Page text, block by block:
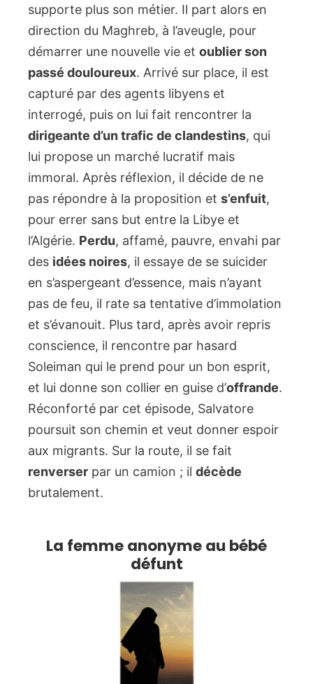
supporte plus son métier. Il part alors en
direction du Maghreb, à l’aveugle, pour
démarrer une nouvelle vie et oublier son
passé douloureux. Arrivé sur place, il est
capturé par des agents libyens et
interrogé, puis on lui fait rencontrer la
dirigeante d’un trafic de clandestins, qui
lui propose un marché lucratif mais
immoral. Après réflexion, il décide de ne
pas répondre à la proposition et s’enfuit,
pour errer sans but entre la Libye et
l’Algérie. Perdu, affamé, pauvre, envahi par
des idées noires, il essaye de se suicider
en s’aspergeant d’essence, mais n’ayant
pas de feu, il rate sa tentative d’immolation
et s’évanouit. Plus tard, après avoir repris
conscience, il rencontre par hasard
Soleiman qui le prend pour un bon esprit,
et lui donne son collier en guise d’offrande.
Réconforté par cet épisode, Salvatore
poursuit son chemin et veut donner espoir
aux migrants. Sur la route, il se fait
renverser par un camion ; il décède
brutalement.
La femme anonyme au bébé
défunt